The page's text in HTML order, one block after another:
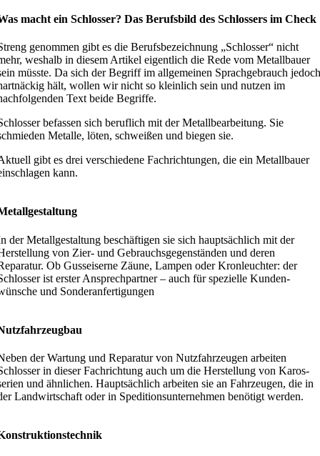
macht ein Schlosser? Das Berufsbild des Schlossers im Check
genommen gibt es die Berufs­be­zeichnung „Schlosser“ nicht
weshalb in diesem Artikel eigentlich die Rede vom Metall­bauer
müsste. Da sich der Begriff im allge­meinen Sprach­ge­brauch
hält, wollen wir nicht so kleinlich sein und nutzen im
Text beide Begriffe.
befassen sich beruflich mit der Metall­be­ar­beitung. Sie
Metalle, löten, schweißen und biegen sie.
gibt es drei verschiedene Fachrich­tungen, die ein Metall­bauer
kann.
der Metall­ge­staltung beschäf­tigen sie sich haupt­sächlich mit der
von Zier- und Gebrauchs­ge­gen­ständen und deren
Ob Gussei­serne Zäune, Lampen oder Kronleuchter: der
ist erster Ansprech­partner – auch für spezielle Kunden­
und Sonderanfertigungen
der Wartung und Reparatur von Nutzfahr­zeugen arbeiten
in dieser Fachrichtung auch um die Herstellung von Karos­
und ähnlichen. Haupt­sächlich arbeiten sie an Fahrzeugen, die in
Landwirt­schaft oder in Spedi­ti­ons­un­ter­nehmen benötigt werden.